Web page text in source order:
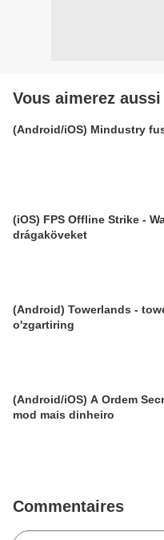
Vous aimerez aussi
(Android/iOS) Mindustry
(iOS) FPS Offline Strike -
drágaköveket
(Android) Towerlands -
o'zgartiring
(Android/iOS) A Ordem
mod mais dinheiro
Commentaires